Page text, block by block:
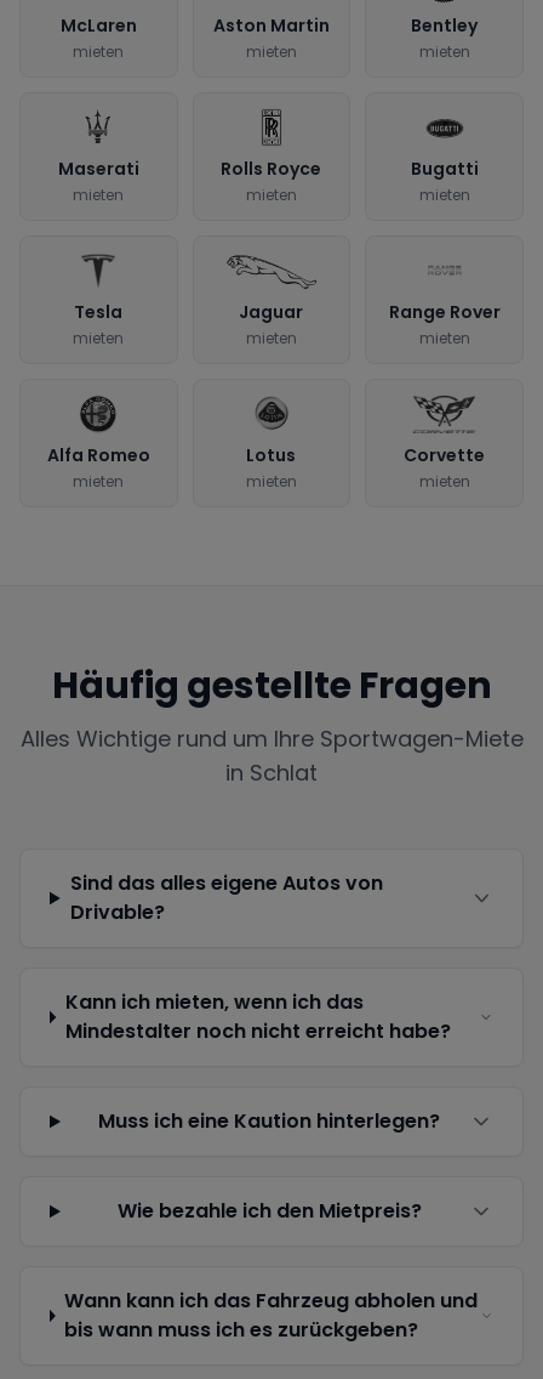
McLaren
mieten
Aston Martin
mieten
Bentley
mieten
Maserati
mieten
Rolls Royce
mieten
Bugatti
mieten
Tesla
mieten
Jaguar
mieten
Range Rover
mieten
Alfa Romeo
mieten
Lotus
mieten
Corvette
mieten
Häufig gestellte Fragen
Alles Wichtige rund um Ihre Sportwagen-Miete
in Schlat
Sind das alles eigene Autos von
Drivable?
Kann ich mieten, wenn ich das
Mindestalter noch nicht erreicht habe?
Muss ich eine Kaution hinterlegen?
Wie bezahle ich den Mietpreis?
Wann kann ich das Fahrzeug abholen und
bis wann muss ich es zurückgeben?